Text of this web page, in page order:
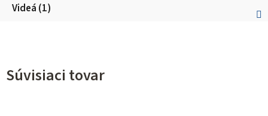
Videá (1)
Súvisiaci tovar